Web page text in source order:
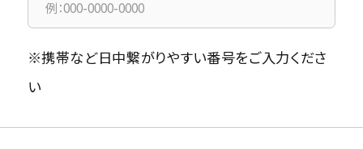
※携帯など日中繋がりやすい番号をご入力くださ
い